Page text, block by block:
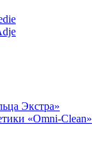
Экстра»
«Omni-Clean»